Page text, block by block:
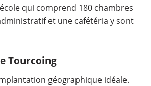
qui comprend 180 chambres
et une cafétéria y sont
Tourcoing
géographique idéale.